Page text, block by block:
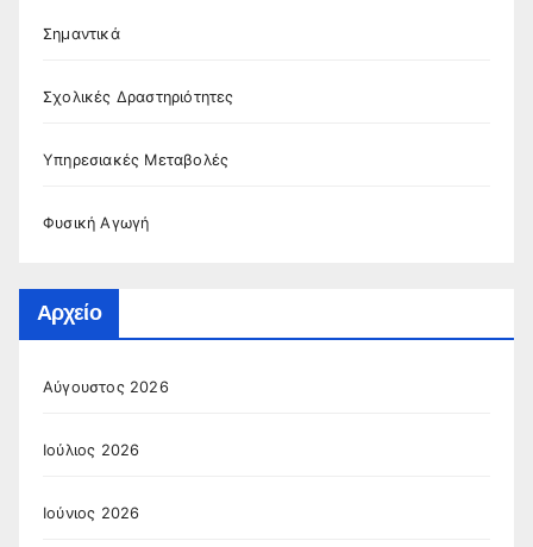
Σημαντικά
Σχολικές Δραστηριότητες
Υπηρεσιακές Μεταβολές
Φυσική Αγωγή
Αρχείο
Αύγουστος 2026
Ιούλιος 2026
Ιούνιος 2026